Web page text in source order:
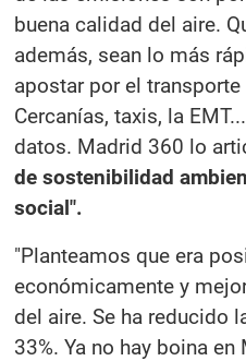
buena calidad del aire.
además, sean lo más
apostar por el
Cercanías, taxis, la
datos. Madrid 360 lo
de sostenibilidad
social".
"Planteamos que era
económicamente y
del aire. Se ha reducido
33%. Ya no hay boina